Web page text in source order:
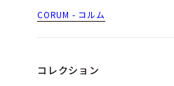
CORUM - コルム
コレクション